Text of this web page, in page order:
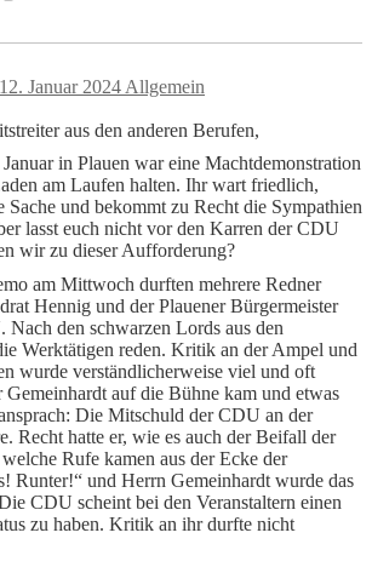
12. Januar 2024 Allgemein
aus den anderen Berufen,
in Plauen war eine Machtdemonstration
am Laufen halten. Ihr wart friedlich,
Sache und bekommt zu Recht die Sympathien
lasst euch nicht vor den Karren der CDU
wir zu dieser Aufforderung?
am Mittwoch durften mehrere Redner
Hennig und der Plauener Bürgermeister
Nach den schwarzen Lords aus den
Werktätigen reden. Kritik an der Ampel und
wurde verständlicherweise viel und oft
Gemeinhardt auf die Bühne kam und etwas
Die Mitschuld der CDU an der
Recht hatte er, wie es auch der Beifall der
Rufe kamen aus der Ecke der
Runter!“ und Herrn Gemeinhardt wurde das
CDU scheint bei den Veranstaltern einen
zu haben. Kritik an ihr durfte nicht